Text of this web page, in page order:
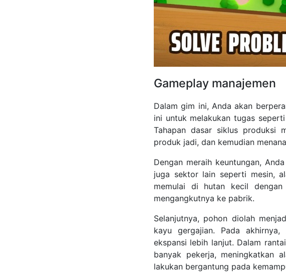
Gameplay manajemen
Dalam gim ini, Anda akan
ini untuk melakukan tugas
Tahapan dasar siklus produksi
produk jadi, dan kemudian
Dengan meraih keuntungan,
juga sektor lain seperti mesin,
memulai di hutan kecil
mengangkutnya ke pabrik.
Selanjutnya, pohon diolah
kayu gergajian. Pada akhirnya,
ekspansi lebih lanjut. Dalam
banyak pekerja, meningkatkan
lakukan bergantung pada